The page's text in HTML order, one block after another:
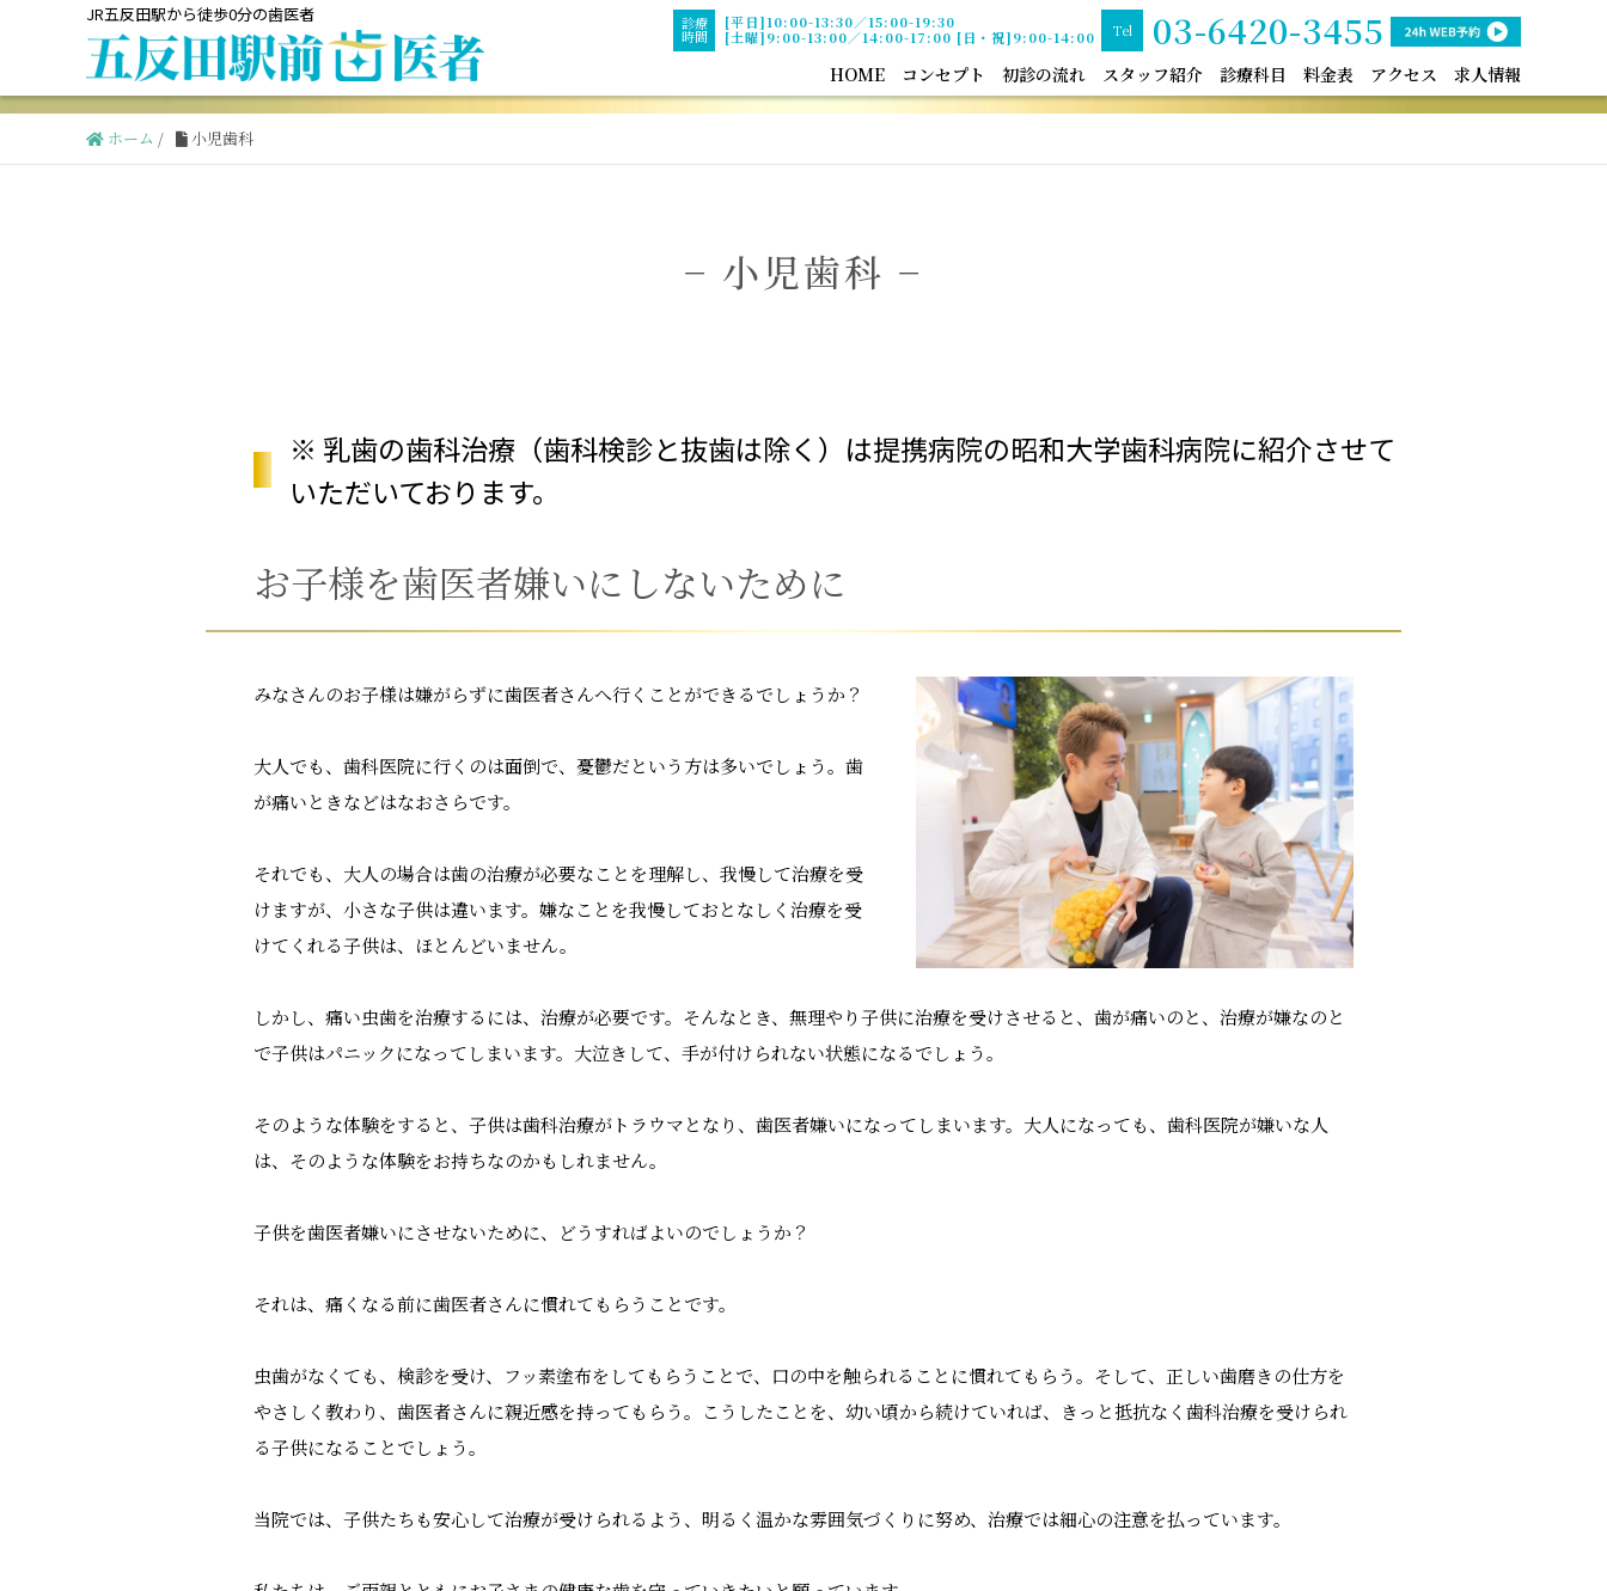
JR五反田駅から徒歩0分の歯医者 診療
時間
[平日]10:00-13:30／15:00-19:30
[土曜]9:00-13:00／14:00-17:00 [日・祝]9:00-14:00
Tel 03-6420-3455
HOME コンセプト 初診の流れ スタッフ紹介 診療科目 料金表 アクセス 求人情報
ホーム / 小児歯科
− 小児歯科 −
※ 乳歯の歯科治療（歯科検診と抜歯は除く）は提携病院の昭和大学歯科病院に紹介させて
いただいております。
お子様を歯医者嫌いにしないために
みなさんのお子様は嫌がらずに歯医者さんへ行くことができるでしょうか？
大人でも、歯科医院に行くのは面倒で、憂鬱だという方は多いでしょう。歯
が痛いときなどはなおさらです。
それでも、大人の場合は歯の治療が必要なことを理解し、我慢して治療を受
けますが、小さな子供は違います。嫌なことを我慢しておとなしく治療を受
けてくれる子供は、ほとんどいません。
しかし、痛い虫歯を治療するには、治療が必要です。そんなとき、無理やり子供に治療を受けさせると、歯が痛いのと、治療が嫌なのと
で子供はパニックになってしまいます。大泣きして、手が付けられない状態になるでしょう。
そのような体験をすると、子供は歯科治療がトラウマとなり、歯医者嫌いになってしまいます。大人になっても、歯科医院が嫌いな人
は、そのような体験をお持ちなのかもしれません。
子供を歯医者嫌いにさせないために、どうすればよいのでしょうか？
それは、痛くなる前に歯医者さんに慣れてもらうことです。
虫歯がなくても、検診を受け、フッ素塗布をしてもらうことで、口の中を触られることに慣れてもらう。そして、正しい歯磨きの仕方を
やさしく教わり、歯医者さんに親近感を持ってもらう。こうしたことを、幼い頃から続けていれば、きっと抵抗なく歯科治療を受けられ
る子供になることでしょう。
当院では、子供たちも安心して治療が受けられるよう、明るく温かな雰囲気づくりに努め、治療では細心の注意を払っています。